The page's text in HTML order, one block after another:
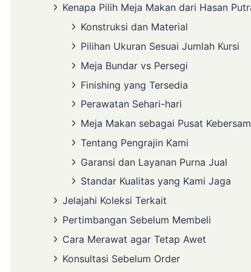
Kenapa Pilih Meja Makan dari Hasan
Konstruksi dan Material
Pilihan Ukuran Sesuai Jumlah Kursi
Meja Bundar vs Persegi
Finishing yang Tersedia
Perawatan Sehari-hari
Meja Makan sebagai Pusat
Tentang Pengrajin Kami
Garansi dan Layanan Purna Jual
Standar Kualitas yang Kami Jaga
Jelajahi Koleksi Terkait
Pertimbangan Sebelum Membeli
Cara Merawat agar Tetap Awet
Konsultasi Sebelum Order